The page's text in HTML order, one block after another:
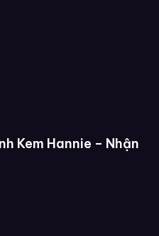
Kem Hannie – Nhận